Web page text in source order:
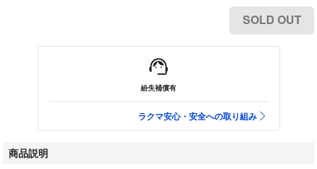
SOLD OUT
紛失補償有
ラクマ安心・安全への取り組み
商品説明